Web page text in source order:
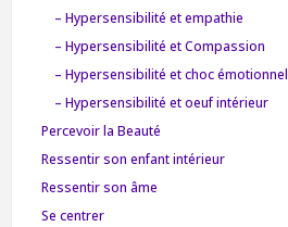
– Hypersensibilité et empathie
– Hypersensibilité et Compassion
– Hypersensibilité et choc émotionnel
– Hypersensibilité et oeuf intérieur
Percevoir la Beauté
Ressentir son enfant intérieur
Ressentir son âme
Se centrer